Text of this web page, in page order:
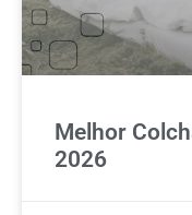
Melhor
2026